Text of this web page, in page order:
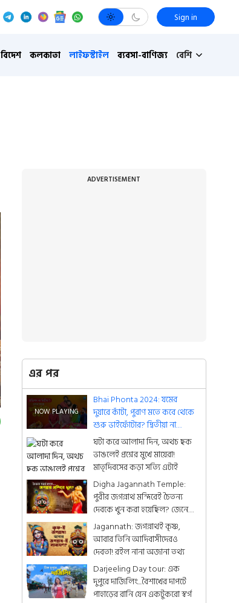
Sign in
বিদেশ কলকাতা লাইফস্টাইল ব্যবসা-বাণিজ্য বেশি
ADVERTISEMENT
এর পর
Bhai Phonta 2024: যমের
দুয়ারে কাঁটা, পুরাণ মতে কবে থেকে
শুরু ভাইফোঁটার? দ্বিতীয়া না
প্রতিপদ ফোঁটা কবে?
ঘটা করে আলাদা দিন, অথচ ছক
ভাঙলেই প্রশ্নের মুখে মায়েরা!
মাতৃদিবসের কড়া সত্যি এটাই
Digha Jagannath Temple:
পুরীর জগন্নাথ মন্দিরেই চৈতন্য
দেবকে খুন করা হয়েছিল? জেনে
নিন রোমহর্ষক কাহিনী
Jagannath: জগন্নাথই কৃষ্ণ,
আবার তিনি আদিবাসীদেরও
দেবতা! রইল নানা অজানা তথ্য
Darjeeling Day tour: এক
দুপুরে দার্জিলিং...বৈশাখের দাপটে
পাহাড়ের রানি যেন একটুকরো স্বর্গ